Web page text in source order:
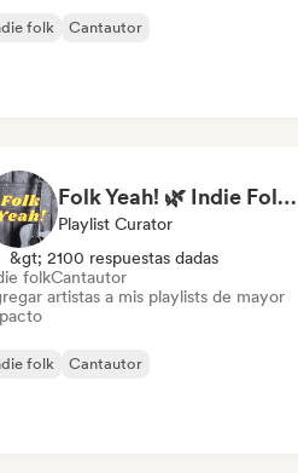
folk Cantautor
Folk Yeah! 🌿 Indie Folk, Acoustic & Singer-Songwriter
Playlist Curator
&gt; 2100 respuestas dadas
folkCantautor
artistas a mis playlists de mayor
folk Cantautor